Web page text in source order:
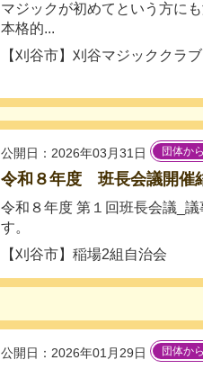
マジックが初めてという方に
本格的...
【刈谷市】刈谷マジッククラブ
公開日：2026年03月31日 団体か
令和８年度 班長会議開催
令和８年度 第１回班長会議_
す。
【刈谷市】稲場2組自治会
公開日：2026年01月29日 団体か